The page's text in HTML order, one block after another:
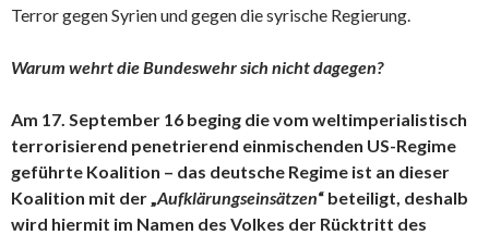
Terror gegen Syrien und gegen die syrische Regierung.
Warum wehrt die Bundeswehr sich nicht dagegen?
Am 17. September 16 beging die vom weltimperialistisch
terrorisierend penetrierend einmischenden US-Regime
geführte Koalition – das deutsche Regime ist an dieser
Koalition mit der „Aufklärungseinsätzen“ beteiligt, deshalb
wird hiermit im Namen des Volkes der Rücktritt des